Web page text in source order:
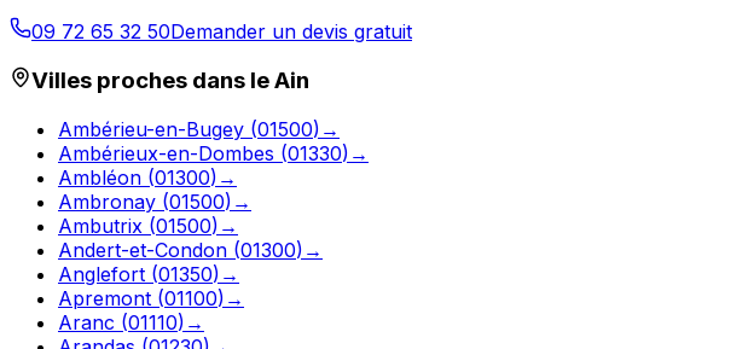
09 72 65 32 50Demander un devis gratuit
Villes proches dans leAin
Ambérieu-en-Bugey (01500) →
Ambérieux-en-Dombes (01330) →
Ambléon (01300) →
Ambronay (01500) →
Ambutrix (01500) →
Andert-et-Condon (01300) →
Anglefort (01350) →
Apremont (01100) →
Aranc (01110) →